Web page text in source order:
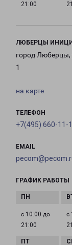
21:00
ЛЮБЕРЦЫ
город Люберцы,
1
на карте
ТЕЛЕФОН
+7(495) 660-11-
EMAIL
ГРАФИК РАБОТЫ
с 10:00 до
21:00
с